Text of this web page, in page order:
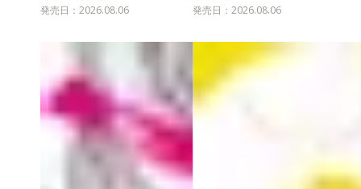
発売日：2026.08.06
発売日：2026.08.06